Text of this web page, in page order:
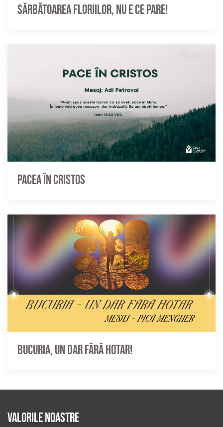
Sărbătoarea Floriilor, nu e ce pare!
Pacea în Cristos
Bucuria, un dar fără hotar!
Valorile noastre